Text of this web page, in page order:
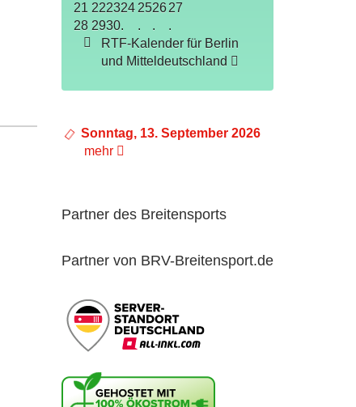
21 222324 2526 27
28 2930. . .
.
RTF-Kalender für Berlin
und Mitteldeutschland
Sonntag, 13. September 2026
mehr
Partner des Breitensports
Partner von BRV-Breitensport.de